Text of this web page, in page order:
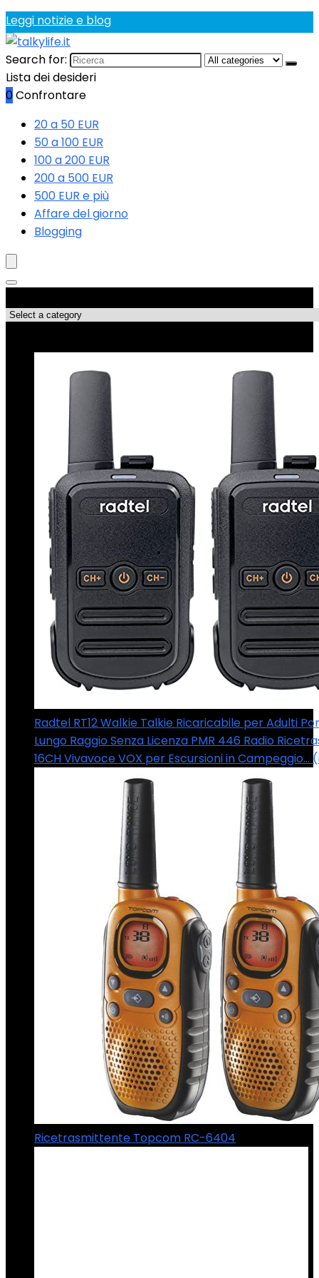
Leggi notizie e blog
Search for:
Lista dei desideri
0Confrontare
20 a 50 EUR
50 a 100 EUR
100 a 200 EUR
200 a 500 EUR
500 EUR e più
Affare del giorno
Blogging
Radtel RT12 Walkie Talkie Ricaricabile per Adulti
Lungo Raggio Senza Licenza PMR 446 Radio
16CH Vivavoce VOX per Escursioni in Campeggio…
Ricetrasmittente Topcom RC-6404